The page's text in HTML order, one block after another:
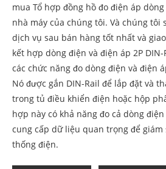
mua Tổ hợp đồng hồ đo điện áp
nhà máy của chúng tôi. Và chúng tôi
dịch vụ sau bán hàng tốt nhất và
kết hợp dòng điện và điện áp 2P
các chức năng đo dòng điện và điện
Nó được gắn DIN-Rail để lắp đặt và
trong tủ điều khiển điện hoặc hộp
hợp này có khả năng đo cả dòng
cung cấp dữ liệu quan trọng để giám
thống điện.